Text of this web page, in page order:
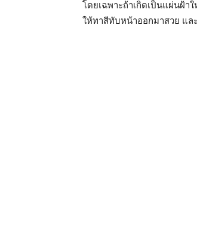
โดยเฉพาะถ้าเกิดเป็นแผ่นฝ้า
ให้ทาสีทับหน้าออกมาสวย แล